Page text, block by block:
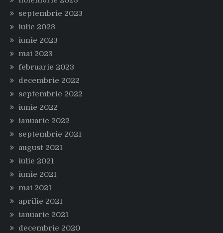
septembrie 2023
iulie 2023
iunie 2023
mai 2023
februarie 2023
decembrie 2022
septembrie 2022
iunie 2022
ianuarie 2022
septembrie 2021
august 2021
iulie 2021
iunie 2021
mai 2021
aprilie 2021
ianuarie 2021
decembrie 2020